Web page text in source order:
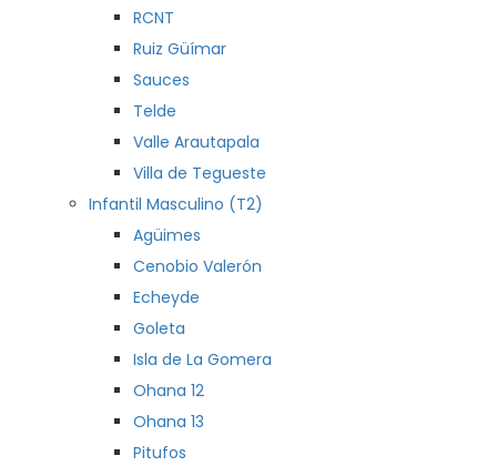
RCNT
Ruiz Güímar
Sauces
Telde
Valle Arautapala
Villa de Tegueste
Infantil Masculino (T2)
Agüimes
Cenobio Valerón
Echeyde
Goleta
Isla de La Gomera
Ohana 12
Ohana 13
Pitufos